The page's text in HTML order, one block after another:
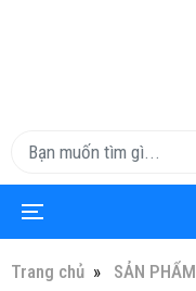
Trang chủ SẢN PHẨM